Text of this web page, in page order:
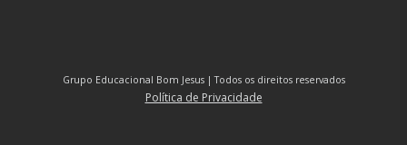
Grupo Educacional Bom Jesus | Todos os direitos reservados
Política de Privacidade